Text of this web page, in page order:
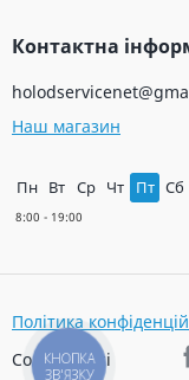
Контактна
Наш магазин
Пн Вт Ср Чт Пт Сб
Політика
Соц. мережі
КНОПКА
ЗВ'ЯЗКУ